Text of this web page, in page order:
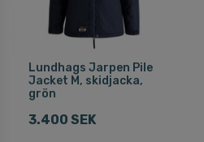
Lundhags Jarpen Pile
Jacket M, skidjacka,
grön
3.400 SEK